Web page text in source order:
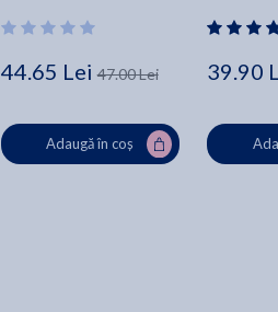
44.65 Lei 47.00 Lei
Adaugă în coș
39.90